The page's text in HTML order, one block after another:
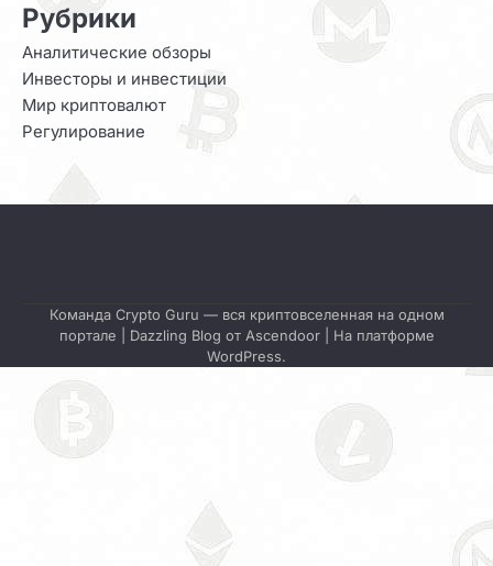
Рубрики
Аналитические обзоры
Инвесторы и инвестиции
Мир криптовалют
Регулирование
Команда Crypto Guru — вся криптовселенная на одном
портале | Dazzling Blog от Ascendoor| На платформе
WordPress.